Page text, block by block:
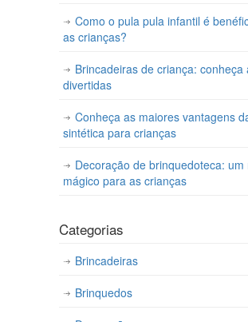
Como o pula pula infantil é
as crianças?
Brincadeiras de criança: conheça
divertidas
Conheça as maiores vantagens
sintética para crianças
Decoração de brinquedoteca: um
mágico para as crianças
Categorias
Brincadeiras
Brinquedos